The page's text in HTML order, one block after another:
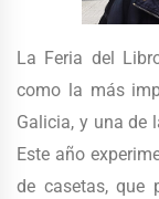
La Feria del
como la más
Galicia, y una de
Este año
de casetas, que